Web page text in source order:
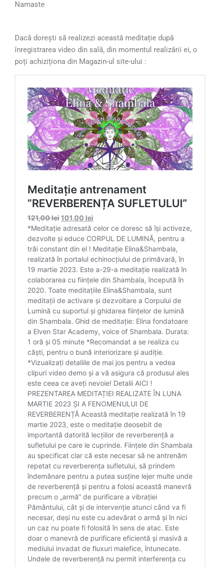
Namaste
Dacă dorești să realizezi această meditație după
înregistrarea video din sală, din momentul realizării ei, o
poți achiziționa din Magazin-ul site-ului :